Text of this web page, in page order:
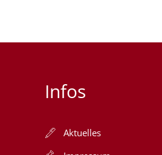
Infos
Aktuelles